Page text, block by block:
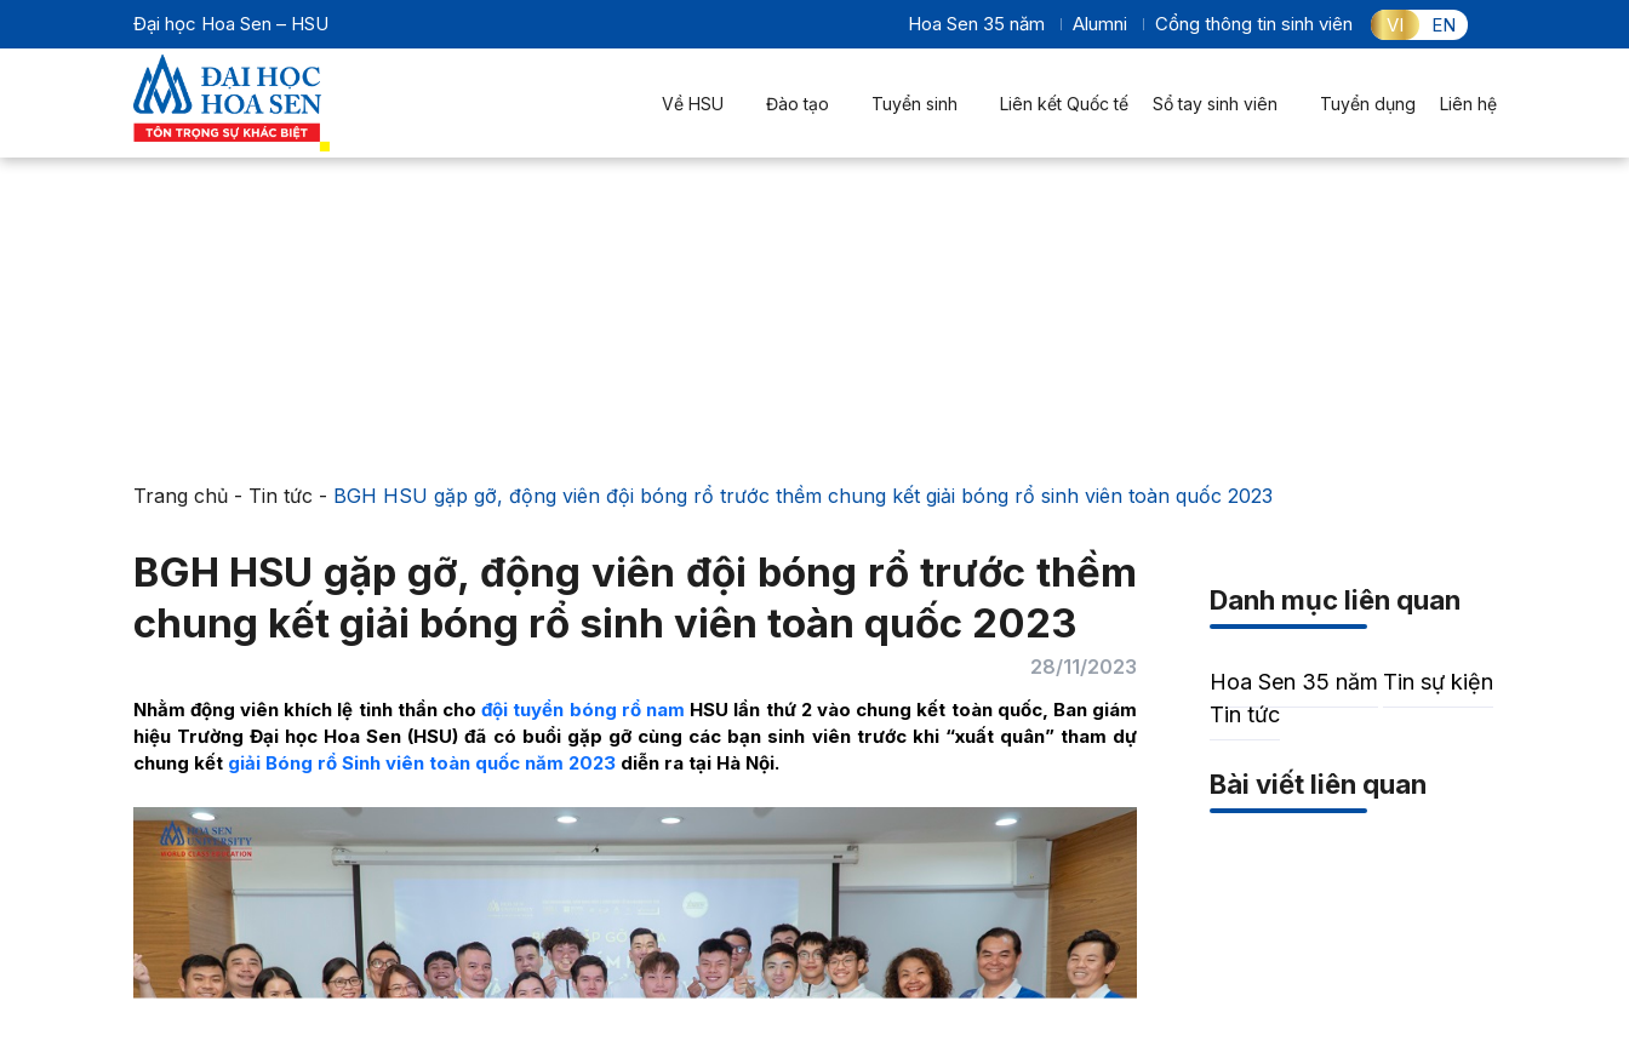
Đại học Hoa Sen – HSU Hoa Sen 35 năm Alumni Cổng thông tin sinh viên VI EN
Về HSU Đào tạo Tuyển sinh Liên kết Quốc tế Sổ tay sinh viên Tuyển dụng Liên hệ
Trang chủ- Tin tức - BGH HSU gặp gỡ, động viên đội bóng rổ trước thềm chung kết giải bóng rổ sinh viên toàn quốc 2023
BGH HSU gặp gỡ, động viên đội bóng rổ trước thềm
chung kết giải bóng rổ sinh viên toàn quốc 2023
28/11/2023
Nhằm động viên khích lệ tinh thần chođội tuyển bóng rổ nam HSU lần thứ 2 vào chung kết toàn quốc, Ban giám
hiệu Trường Đại học Hoa Sen (HSU) đã có buổi gặp gỡ cùng các bạn sinh viên trước khi “xuất quân” tham dự
chung kết giải Bóng rổ Sinh viên toàn quốc năm 2023 diễnra tại Hà Nội.
Danh mục liên quan
Hoa Sen 35 năm Tin sự kiện
Tin tức
Bài viết liên quan